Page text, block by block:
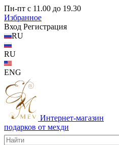
Пн-пт с 11.00 до 19.30
Избранное
Вход Регистрация
RU
RU
ENG
Интернет-магазин
подарков от мехди